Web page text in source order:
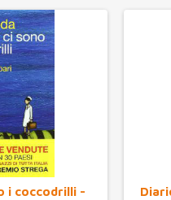
i coccodrilli -